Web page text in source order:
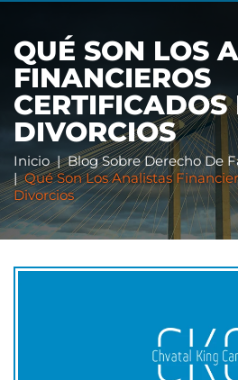
QUÉ SON LOS
FINANCIEROS
CERTIFICADOS
DIVORCIOS
Inicio|Blog Sobre Derecho De
|Qué Son Los Analistas
Divorcios